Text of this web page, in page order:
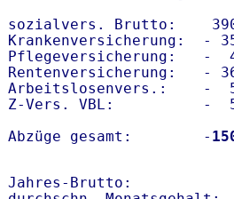
sozialvers. Brutto:
Krankenversicherung:  -
Pflegeversicherung:   -
Rentenversicherung:   -
Arbeitslosenvers.:    -
Z-Vers. VBL:          -
Abzüge gesamt:        -
Jahres-